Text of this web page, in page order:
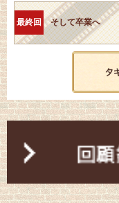
最終回 そして卒業へ